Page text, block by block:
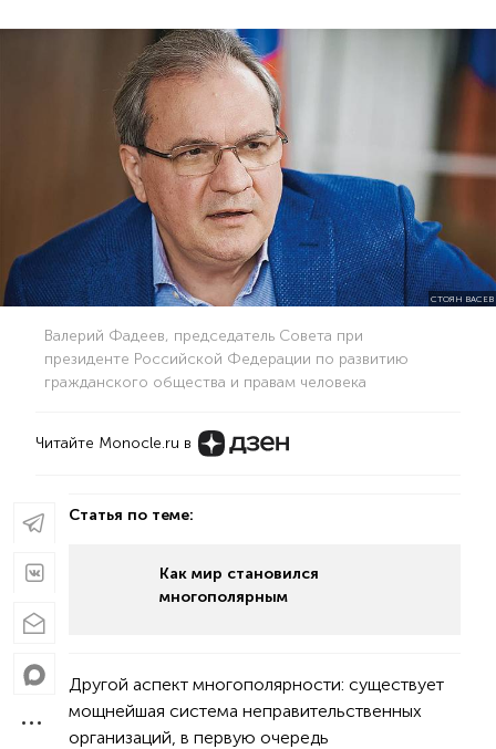
СТОЯН ВАСЕВ
Валерий Фадеев, председатель Совета при
президенте Российской Федерации по развитию
гражданского общества и правам человека
Читайте Monocle.ru в
Статья по теме:
Как мир становился
многополярным
Другой аспект многополярности: существует
мощнейшая система неправительственных
организаций, в первую очередь